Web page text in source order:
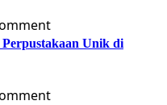
Unik di